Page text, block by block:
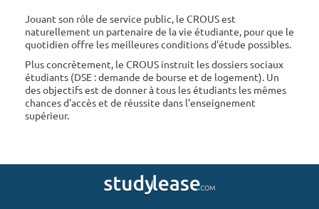
Jouant son rôle de service public, le CROUS est
naturellement un partenaire de la vie étudiante, pour que le
quotidien offre les meilleures conditions d'étude possibles.
Plus concrètement, le CROUS instruit les dossiers sociaux
étudiants (DSE : demande de bourse et de logement). Un
des objectifs est de donner à tous les étudiants les mêmes
chances d'accès et de réussite dans l'enseignement
supérieur.